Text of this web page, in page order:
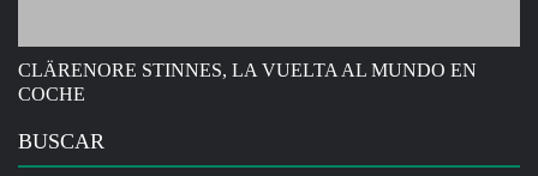
CLÄRENORE STINNES, LA VUELTA AL MUNDO EN
COCHE
BUSCAR